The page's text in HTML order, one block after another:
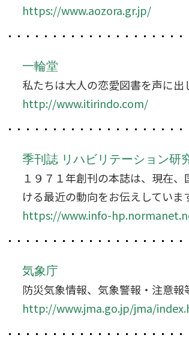
https://www.aozora.gr.jp/
一輪堂
私たちは大人の恋愛図書を声に出
http://www.itirindo.com/
季刊誌 リハビリテーション研
１９７１年創刊の本誌は、現在
ける最近の動向をお伝えしていま
https://www.info-
気象庁
防災気象情報、気象警報・注意報
http://www.jma.go.jp/jma/